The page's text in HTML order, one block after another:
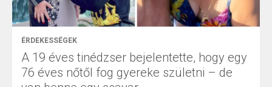
ÉRDEKESSÉGEK
A 19 éves tinédzser bejelentette, hogy egy
76 éves nőtől fog gyereke születni – de